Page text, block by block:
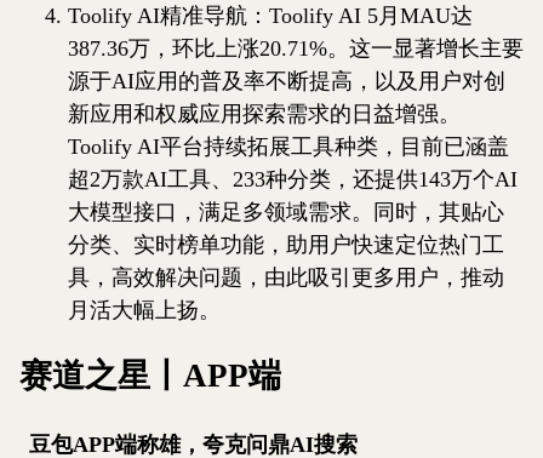
Toolify AI精准导航：Toolify AI 5月MAU达
387.36万，环比上涨20.71%。这一显著增长主要
源于AI应用的普及率不断提高，以及用户对创
新应用和权威应用探索需求的日益增强。
Toolify AI平台持续拓展工具种类，目前已涵盖
超2万款AI工具、233种分类，还提供143万个AI
大模型接口，满足多领域需求。同时，其贴心
分类、实时榜单功能，助用户快速定位热门工
具，高效解决问题，由此吸引更多用户，推动
月活大幅上扬。
赛道之星丨APP端
豆包APP端称雄，夸克问鼎AI搜索